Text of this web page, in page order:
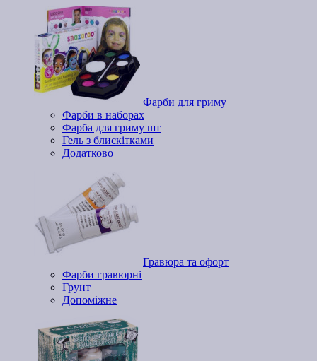
Фарби для гриму
Фарби в наборах
Фарба для гриму шт
Гель з блискітками
Додатково
Гравюра та офорт
Фарби гравюрні
Грунт
Допоміжне